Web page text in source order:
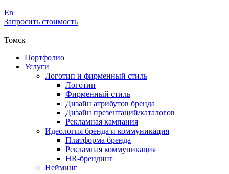
En
Запросить стоимость
Томск
Портфолио
Услуги
Логотип и фирменный стиль
Логотип
Фирменный стиль
Дизайн атрибутов бренда
Дизайн презентаций/каталогов
Рекламная кампания
Идеология бренда и коммуникация
Платформа бренда
Рекламная коммуникация
HR-брендинг
Нейминг